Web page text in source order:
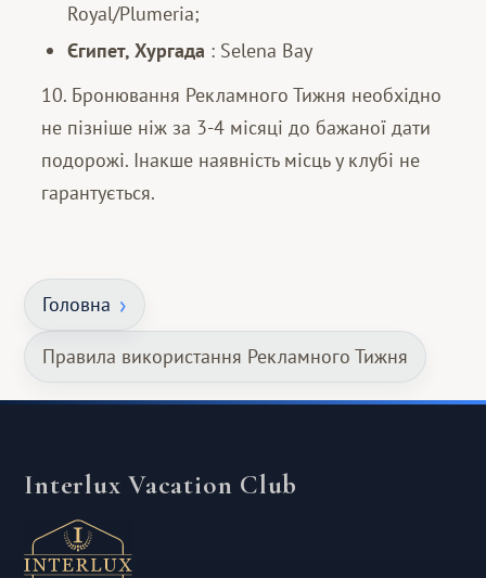
Royal/Plumeria;
Єгипет, Хургада : Selena Bay
10. Бронювання Рекламного Тижня необхідно
не пізніше ніж за 3-4 місяці до бажаної дати
подорожі. Інакше наявність місць у клубі не
гарантується.
Головна
Правила використання Рекламного Тижня
Interlux Vacation Club